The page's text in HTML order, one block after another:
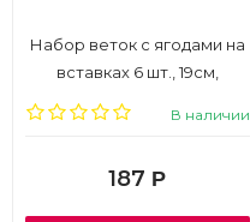
Набор веток с ягодами на
вставках 6 шт., 19см,
сиреневый, 1/6
В наличии
187 Р